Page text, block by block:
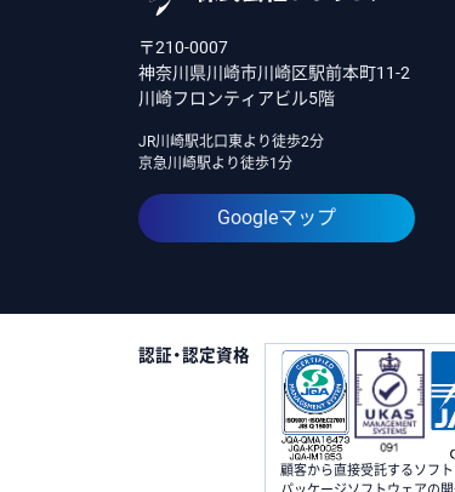
〒210-0007
神奈川県川崎市川崎区駅前本町11-2
川崎フロンティアビル5階
JR川崎駅北口東より徒歩2分
京急川崎駅より徒歩1分
Googleマップ
認証・認定資格
顧客から直接受託するソフ